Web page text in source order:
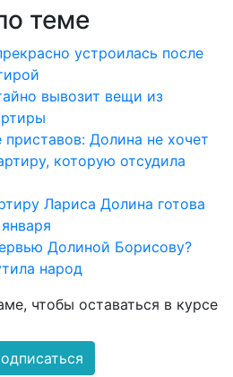
теме
устроилась после
вывозит вещи из
Долина не хочет
которую отсудила
Лариса Долина готова
Долиной Борисову?
народ
, чтобы оставаться в курсе